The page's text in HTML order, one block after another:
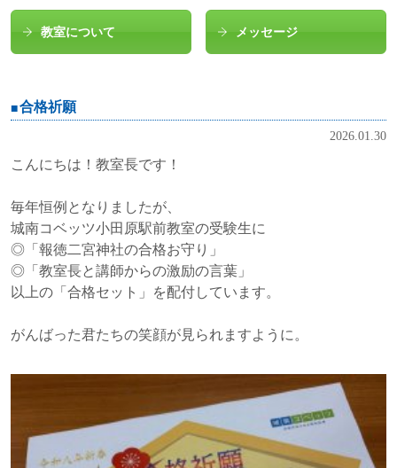
教室について メッセージ
合格祈願
2026.01.30
こんにちは！教室長です！
毎年恒例となりましたが、
城南コベッツ小田原駅前教室の受験生に
◎「報徳二宮神社の合格お守り」
◎「教室長と講師からの激励の言葉」
以上の「合格セット」を配付しています。
がんばった君たちの笑顔が見られますように。